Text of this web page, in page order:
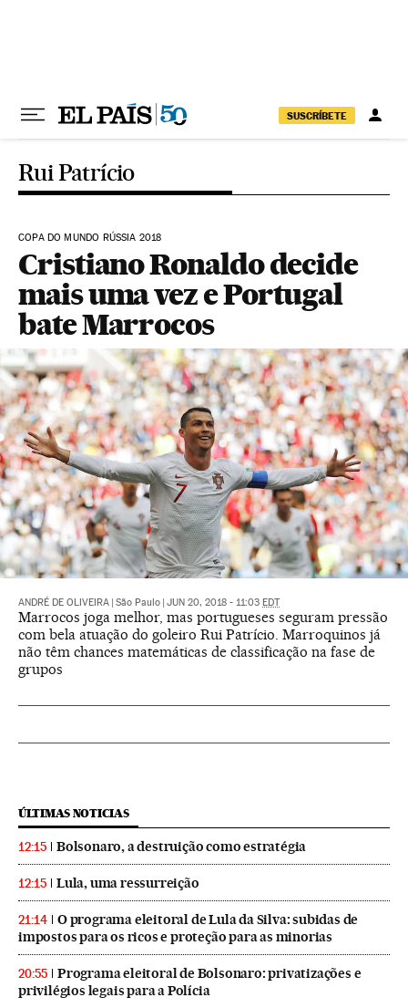
SUSCRÍBETE
Rui Patrício
COPA DO MUNDO RÚSSIA 2018
Cristiano Ronaldo decide
mais uma vez e Portugal
bate Marrocos
ANDRÉ DE OLIVEIRA São Paulo JUN 20, 2018 - 11:03 EDT
Marrocos joga melhor, mas portugueses seguram pressão
com bela atuação do goleiro Rui Patrício. Marroquinos já
não têm chances matemáticas de classificação na fase de
grupos
ÚLTIMAS NOTICIAS
12:15 Bolsonaro, a destruição como estratégia
12:15 Lula, uma ressurreição
21:14
O programa eleitoral de Lula da Silva: subidas de
impostos para os ricos e proteção para as minorias
20:55
Programa eleitoral de Bolsonaro: privatizações e
privilégios legais para a Polícia